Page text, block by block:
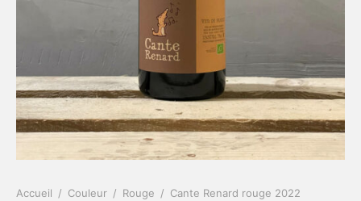
Accueil / Couleur / Rouge / Cante Renard rouge 2022